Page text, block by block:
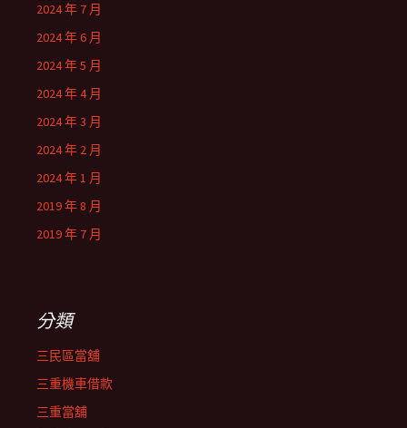
2024 年 7 月
2024 年 6 月
2024 年 5 月
2024 年 4 月
2024 年 3 月
2024 年 2 月
2024 年 1 月
2019 年 8 月
2019 年 7 月
分類
三民區當舖
三重機車借款
三重當舖